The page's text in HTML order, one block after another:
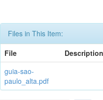
Files in This Item:
File
Description
guia-sao-
paulo_alta.pdf